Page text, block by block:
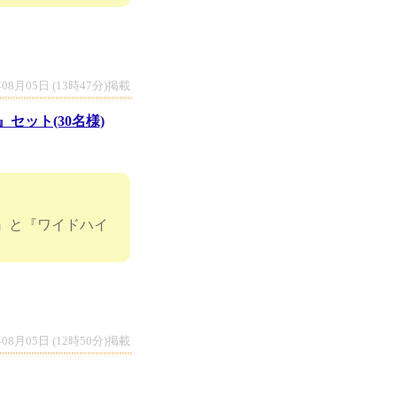
月05日 (13時47分)掲載
セット(30名様)
と『ワイドハイ
月05日 (12時50分)掲載